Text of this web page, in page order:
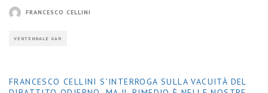
FRANCESCO CELLINI
VENTENNALE GAR
FRANCESCO CELLINI S’INTERROGA SULLA VACUITÀ DEL